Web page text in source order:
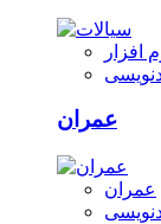
افزار
عمران
عمران